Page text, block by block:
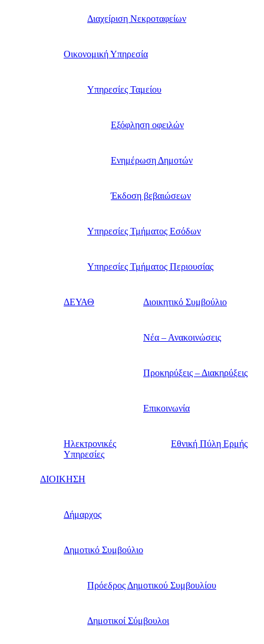
Διαχείριση Νεκροταφείων
Οικονομική Υπηρεσία
Υπηρεσίες Ταμείου
Εξόφληση οφειλών
Ενημέρωση Δημοτών
Έκδοση βεβαιώσεων
Υπηρεσίες Τμήματος Εσόδων
Υπηρεσίες Τμήματος Περιουσίας
ΔΕΥΑΘ Διοικητικό Συμβούλιο
Νέα – Ανακοινώσεις
Προκηρύξεις – Διακηρύξεις
Επικοινωνία
Ηλεκτρονικές
Υπηρεσίες
Εθνική Πύλη Ερμής
ΔΙΟΙΚΗΣΗ
Δήμαρχος
Δημοτικό Συμβούλιο
Πρόεδρος Δημοτικού Συμβουλίου
Δημοτικοί Σύμβουλοι